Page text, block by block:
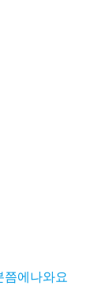
에나와요